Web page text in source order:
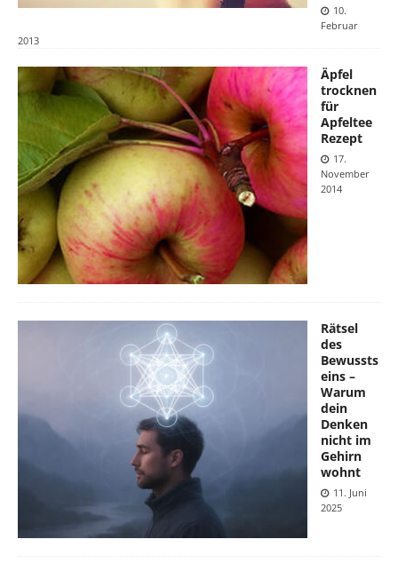
10.
Februar
2013
Äpfel
trocknen
für
Apfeltee
Rezept
17.
November
2014
Rätsel
des
Bewussts
eins –
Warum
dein
Denken
nicht im
Gehirn
wohnt
11. Juni
2025